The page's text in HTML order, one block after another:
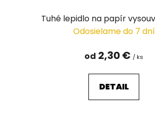
Tuhé lepidlo na papír
Odosielame do 7 dní
od 2,30 € / ks
DETAIL